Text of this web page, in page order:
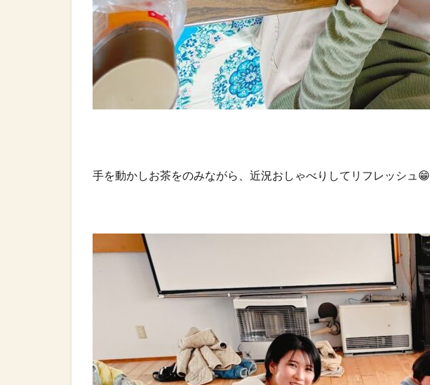
手を動かしお茶をのみながら、近況おしゃべりしてリフレッシュ😁